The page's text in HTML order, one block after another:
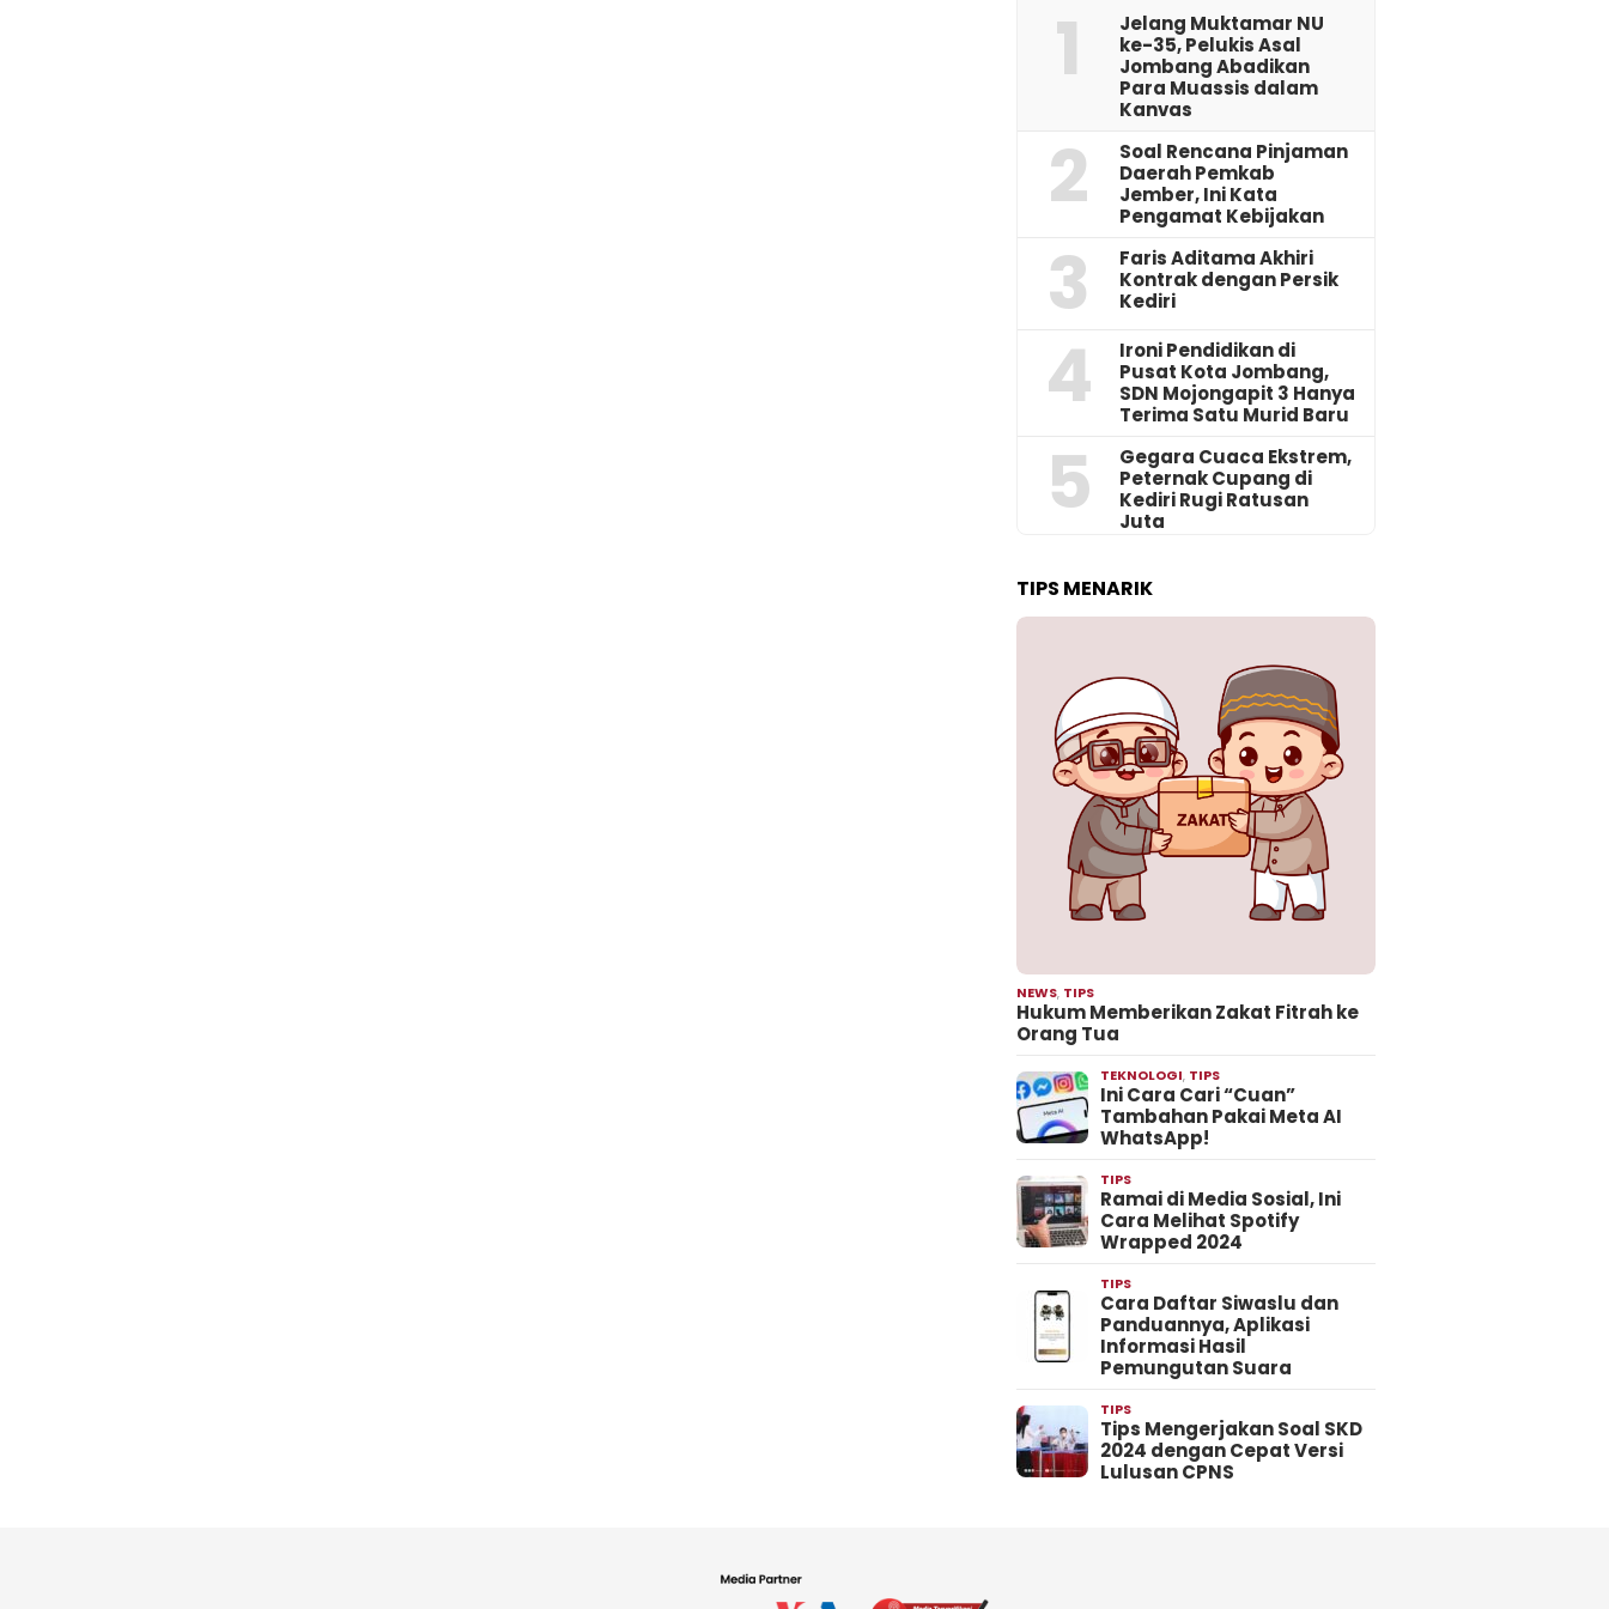
1
Jelang Muktamar NU
ke-35, Pelukis Asal
Jombang Abadikan
Para Muassis dalam
Kanvas
2
‎Soal Rencana Pinjaman
Daerah Pemkab
Jember, Ini Kata
Pengamat Kebijakan ‎
3
Faris Aditama Akhiri
Kontrak dengan Persik
Kediri
4
Ironi Pendidikan di
Pusat Kota Jombang,
SDN Mojongapit 3 Hanya
Terima Satu Murid Baru
5
‎Gegara Cuaca Ekstrem,
Peternak Cupang di
Kediri Rugi Ratusan
Juta
TIPS MENARIK
NEWS, TIPS
Hukum Memberikan Zakat Fitrah ke
Orang Tua
TEKNOLOGI, TIPS
Ini Cara Cari “Cuan”
Tambahan Pakai Meta AI
WhatsApp!
TIPS
Ramai di Media Sosial, Ini
Cara Melihat Spotify
Wrapped 2024
TIPS
Cara Daftar Siwaslu dan
Panduannya, Aplikasi
Informasi Hasil
Pemungutan Suara
TIPS
Tips Mengerjakan Soal SKD
2024 dengan Cepat Versi
Lulusan CPNS